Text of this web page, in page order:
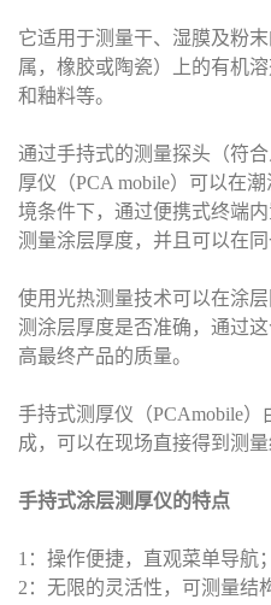
它适用于测量干、湿膜及粉
属，橡胶或陶瓷）上的有机
和釉料等。
通过手持式的测量探头（符
厚仪（PCA mobile）可以在
境条件下，通过便携式终端
测量涂层厚度，并且可以在同
使用光热测量技术可以在涂
测涂层厚度是否准确，通过
高最终产品的质量。
手持式测厚仪（PCAmobile
成，可以在现场直接得到测量
手持式涂层测厚仪的特点
1：操作便捷，直观菜单导航；
2：无限的灵活性，可测量结